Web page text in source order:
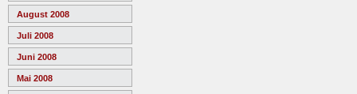
August 2008
Juli 2008
Juni 2008
Mai 2008